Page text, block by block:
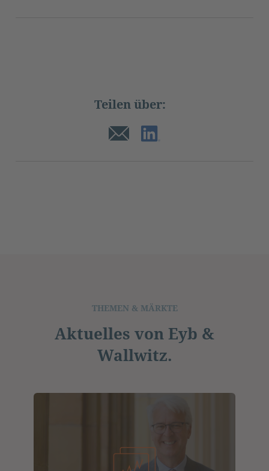
Teilen über:
THEMEN & MÄRKTE
Aktuelles von Eyb &
Wallwitz.